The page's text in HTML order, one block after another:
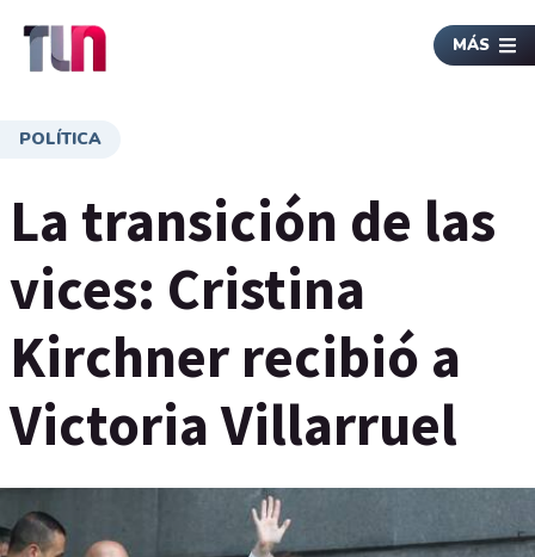
MÁS
POLÍTICA
La transición de las
vices: Cristina
Kirchner recibió a
Victoria Villarruel